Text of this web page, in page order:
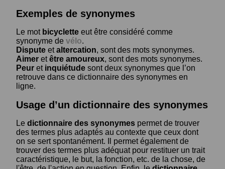
Exemples de synonymes
Le mot bicyclette eut être considéré comme
synonyme de vélo.
Dispute etaltercation, sont des mots synonymes.
Aimer etêtre amoureux, sont des mots synonymes.
Peur et inquiétude sont deux synonymes que l’on
retrouve dans ce dictionnaire des synonymes en
ligne.
Usage d’un dictionnaire des synonymes
Le dictionnaire des synonymes permet de trouver
des termes plus adaptés au contexte que ceux dont
on se sert spontanément. Il permet également de
trouver des termes plus adéquat pour restituer un trait
caractéristique, le but, la fonction, etc. de la chose, de